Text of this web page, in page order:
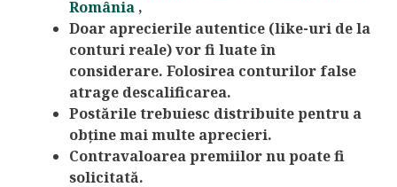
România ,
Doar aprecierile autentice (like-uri de la
conturi reale) vor fi luate în
considerare. Folosirea conturilor false
atrage descalificarea.
Postările trebuiesc distribuite pentru a
obține mai multe aprecieri.
Contravaloarea premiilor nu poate fi
solicitată.